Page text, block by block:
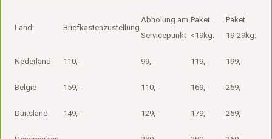
Land: Briefkastenzustellung
Abholung am
Servicepunkt
Paket
<19kg:
Paket
19-29kg:
Nederland 110,- 99,- 119,- 199,-
België 159,- 110,- 169,- 259,-
Duitsland 149,- 129,- 179,- 259,-